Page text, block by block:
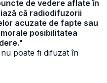
de vedere aflate în
că radiodifuzorii
acuzate de fapte sau
posibilitatea
poate fi difuzat în